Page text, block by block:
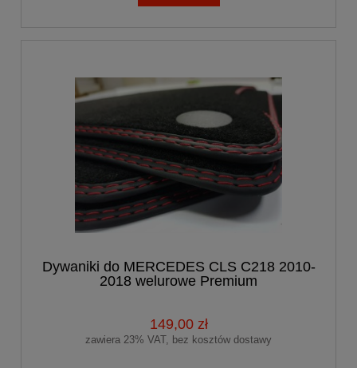
Dywaniki do MERCEDES CLS C218 2010-
2018 welurowe Premium
149,00 zł
zawiera 23% VAT, bez kosztów dostawy